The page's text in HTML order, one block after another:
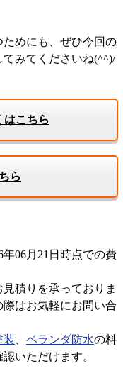
めにも、ぜひ今回の
みてくださいね(^^)/
はこちら
ら
06月21日時点での費
積りを承っておりま
はお気軽にお問い合
装 ベランダ防水の料
いただけます。